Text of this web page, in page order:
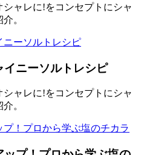
ャレに!をコンセプトにシャ
。
ニーソルトレシピ
ャレに!をコンセプトにシャ
。